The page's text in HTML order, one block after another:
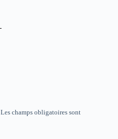
Les champs obligatoires sont